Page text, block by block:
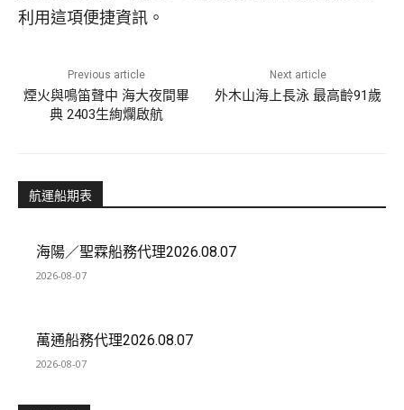
利用這項便捷資訊。
Previous article
煙火與鳴笛聲中 海大夜間畢
典 2403生絢爛啟航
Next article
外木山海上長泳 最高齡91歲
航運船期表
海陽／聖霖船務代理2026.08.07
2026-08-07
萬通船務代理2026.08.07
2026-08-07